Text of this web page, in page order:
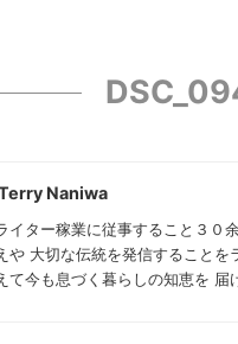
Naniwa
イター稼業に従事すること３０
や 大切な伝統を発信すること
て今も息づく暮らしの知恵を 届